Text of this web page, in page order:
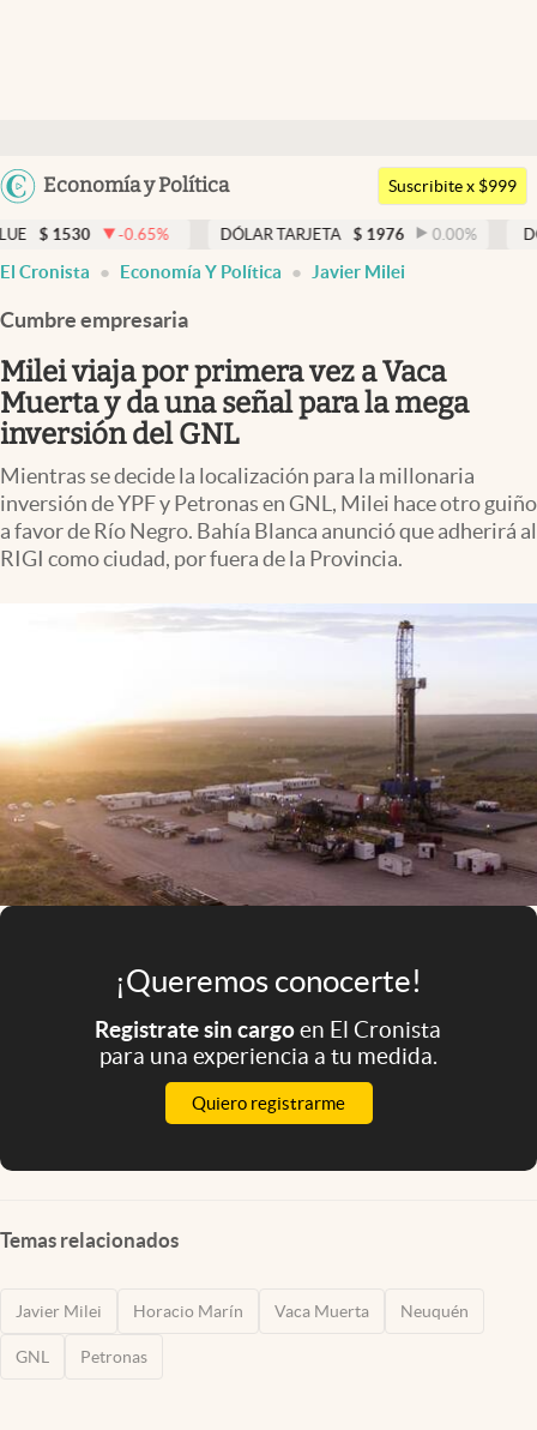
Argentina
Economía y Política
Members
Economía y Política
Finanzas y Mercados
Mercados Online
Negocios
Columnistas
Apertura
Infotechnology
Eventos Corporativos
El Cronista Studio
Mediakit
abre en nueva pestaña
Argentina
Suscribite x $999
% DÓLAR TARJETA $ 1976 0.00% DÓLAR MEP
El Cronista Economía Y Política Javier Milei
Cumbre empresaria
Milei viaja por primera vez a Vaca
Muerta y da una señal para la mega
inversión del GNL
Mientras se decide la localización para la millonaria
inversión de YPF y Petronas en GNL, Milei hace otro guiño
a favor de Río Negro. Bahía Blanca anunció que adherirá al
RIGI como ciudad, por fuera de la Provincia.
¡Queremos conocerte!
Registrate sin cargoen El Cronista
para una experiencia a tu medida.
Quiero registrarme
Temas relacionados
Javier Milei Horacio Marín Vaca Muerta Neuquén
GNL Petronas